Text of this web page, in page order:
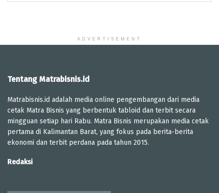
ADVERTISEMENT
Tentang Matrabisnis.id
Matrabisnis.id adalah media online pengembangan dari media
cetak Matra Bisnis yang berbentuk tabloid dan terbit secara
mingguan setiap hari Rabu. Matra Bisnis merupakan media cetak
pertama di Kalimantan Barat, yang fokus pada berita-berita
ekonomi dan terbit perdana pada tahun 2015.
Redaksi